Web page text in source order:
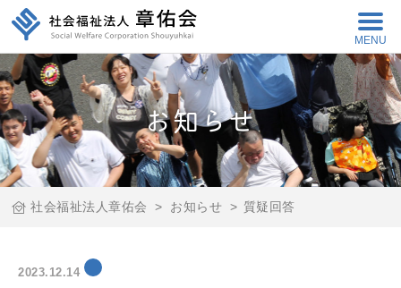
MENU
お知らせ
社会福祉法人章佑会 > お知らせ > 質疑回答
2023.12.14